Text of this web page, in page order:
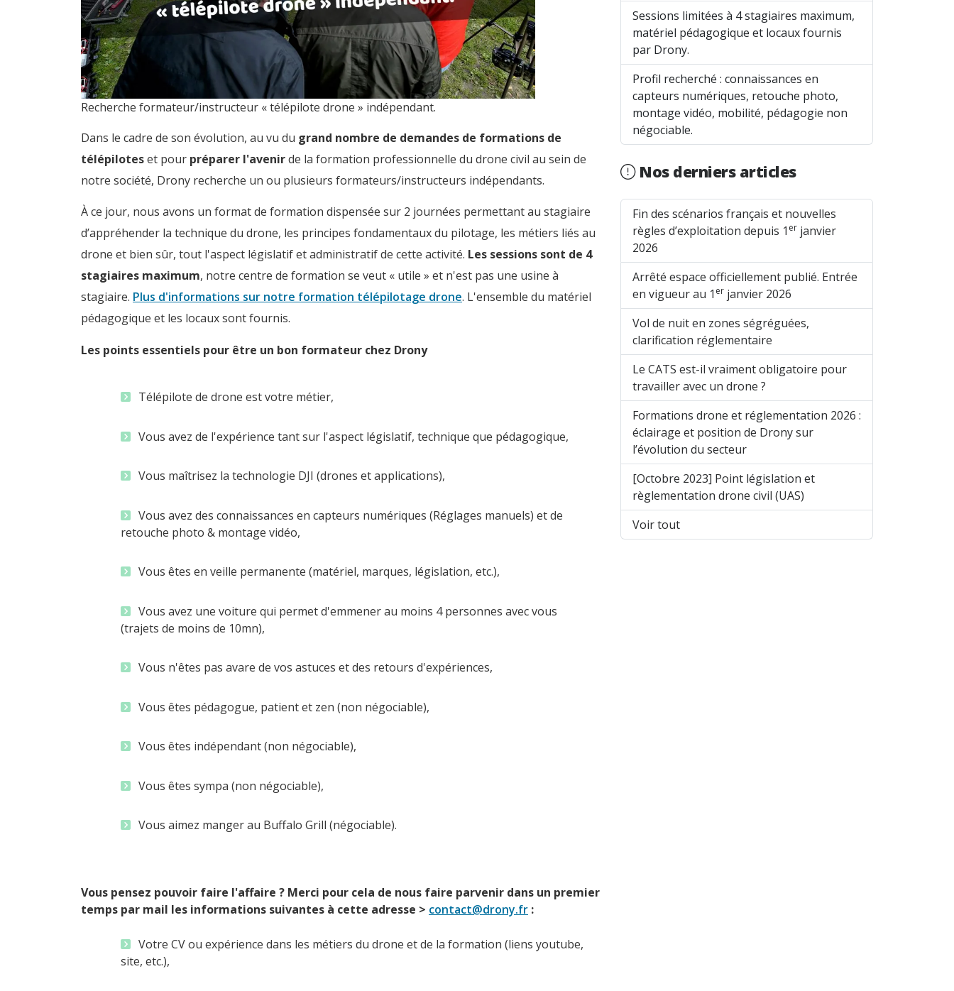
Recherche formateur/instructeur « télépilote drone » indépendant.
Dans le cadre de son évolution, au vu du grand nombre de demandes de formations de
télépiloteset pour préparer l'avenirde la formation professionnelle du drone civil au sein de
notre société, Drony recherche un ou plusieurs formateurs/instructeurs indépendants.
À ce jour, nous avons un format de formation dispensée sur 2 journées permettant au stagiaire
d’appréhender la technique du drone, les principes fondamentaux du pilotage, les métiers liés au
drone et bien sûr, tout l'aspect législatif et administratif de cette activité. Les sessions sont de 4
stagiaires maximum, notre centre de formation se veut « utile » et n'est pas une usine à
stagiaire. Plus d'informations sur notre formation télépilotage drone. L'ensemble du matériel
pédagogique et les locaux sont fournis.
Les points essentiels pour être un bon formateur chez Drony
Télépilote de drone est votre métier,
Vous avez de l'expérience tant sur l'aspect législatif, technique que pédagogique,
Vous maîtrisez la technologie DJI (drones et applications),
Vous avez des connaissances en capteurs numériques (Réglages manuels) et de
retouche photo & montage vidéo,
Vous êtes en veille permanente (matériel, marques, législation, etc.),
Vous avez une voiture qui permet d'emmener au moins 4 personnes avec vous
(trajets de moins de 10mn),
Vous n'êtes pas avare de vos astuces et des retours d'expériences,
Vous êtes pédagogue, patient et zen (non négociable),
Vous êtes indépendant (non négociable),
Vous êtes sympa (non négociable),
Vous aimez manger au Buffalo Grill (négociable).
Vous pensez pouvoir faire l'affaire ? Merci pour cela de nous faire parvenir dans un premier
temps par mail les informations suivantes à cette adresse > contact@drony.fr :
Votre CV ou expérience dans les métiers du drone et de la formation (liens youtube,
site, etc.),
Sessions limitées à 4 stagiaires maximum,
matériel pédagogique et locaux fournis
par Drony.
Profil recherché : connaissances en
capteurs numériques, retouche photo,
montage vidéo, mobilité, pédagogie non
négociable.
Nos derniers articles
Fin des scénarios français et nouvelles
règles d’exploitation depuis 1 er janvier
2026
Arrêté espace officiellement publié. Entrée
en vigueur au 1 er janvier 2026
Vol de nuit en zones ségréguées,
clarification réglementaire
Le CATS est-il vraiment obligatoire pour
travailler avec un drone ?
Formations drone et réglementation 2026 :
éclairage et position de Drony sur
l’évolution du secteur
[Octobre 2023] Point législation et
règlementation drone civil (UAS)
Voir tout